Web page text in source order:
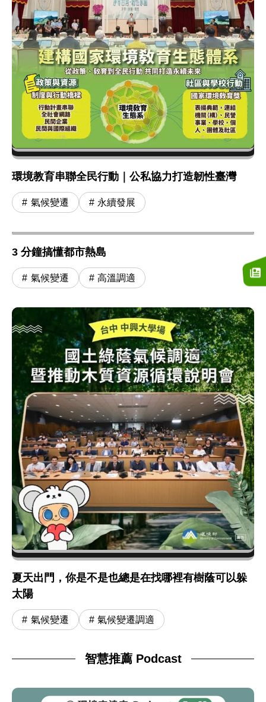
環境教育串聯全民行動｜公私協力打造韌性臺灣
氣候變遷 永續發展
3 分鐘搞懂都市熱島
氣候變遷 高溫調適
夏天出門，你是不是也總是在找哪裡有樹蔭可以躲
太陽
氣候變遷 氣候變遷調適
智慧推薦 Podcast